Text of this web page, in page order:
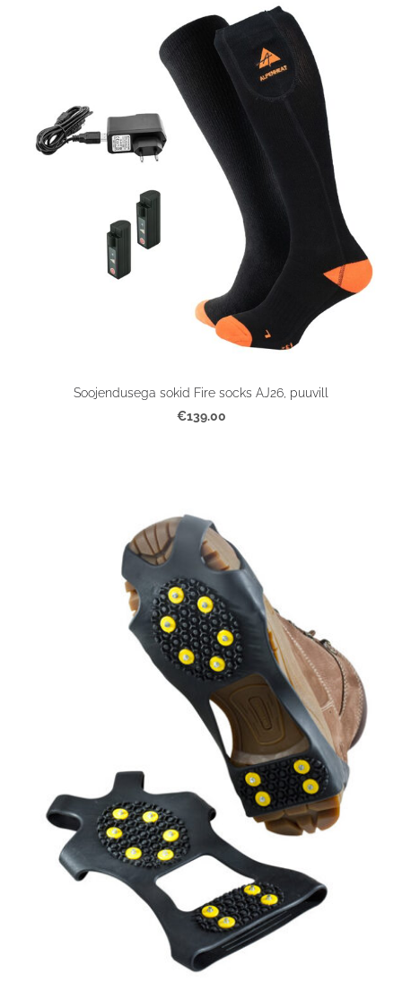
Soojendusega sokid Fire socks AJ26, puuvill
€139.00